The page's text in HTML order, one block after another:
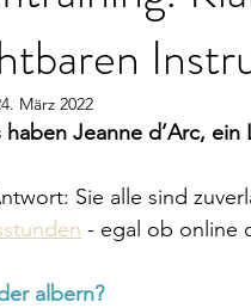
März 2022
haben Jeanne d’Arc,
Sie alle sind
- egal ob online
albern?